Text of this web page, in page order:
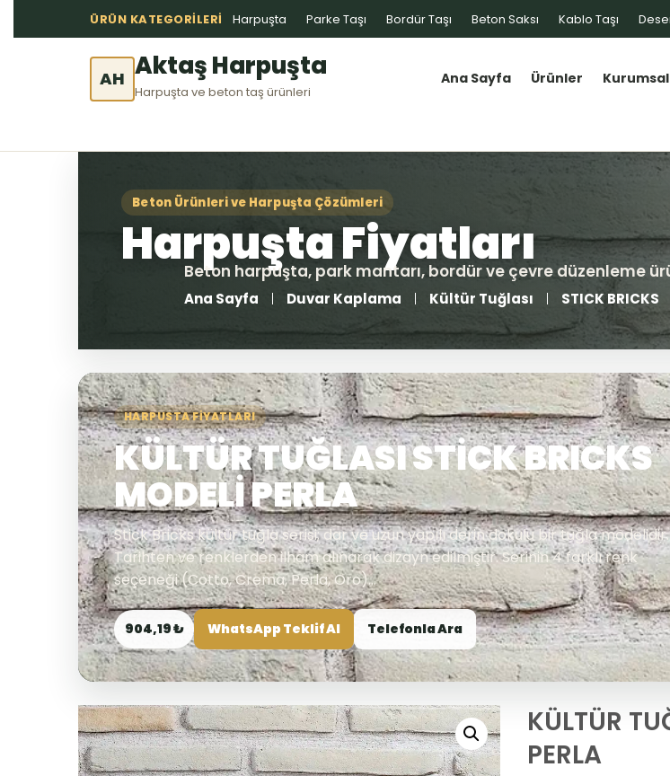
ÜRÜN KATEGORILERI Harpuşta Parke Taşı Bordür Taşı Beton Saksı Kablo Taşı
AH Aktaş Harpuşta
Harpuşta ve beton taş ürünleri
Ana Sayfa Ürünler Kurumsal
Ana Sayfa Duvar Kaplama Kültür Tuğlası STICK BRICKS
HARPUSTA FIYATLARI
KÜLTÜR TUĞLASI STİCK BRICKS
MODELİ PERLA
Stick Bricks kültür tuğla serisi; dar ve uzun yapılı derin dokulu bir tuğla modelidir.
Tarihten ve renklerden ilham alınarak dizayn edilmiştir. Serinin 4 farklı renk
seçeneği (Cotto, Crema, Perla, Oro)...
904,19 ₺ WhatsApp Teklif Al Telefonla Ara
KÜLTÜR
PERLA